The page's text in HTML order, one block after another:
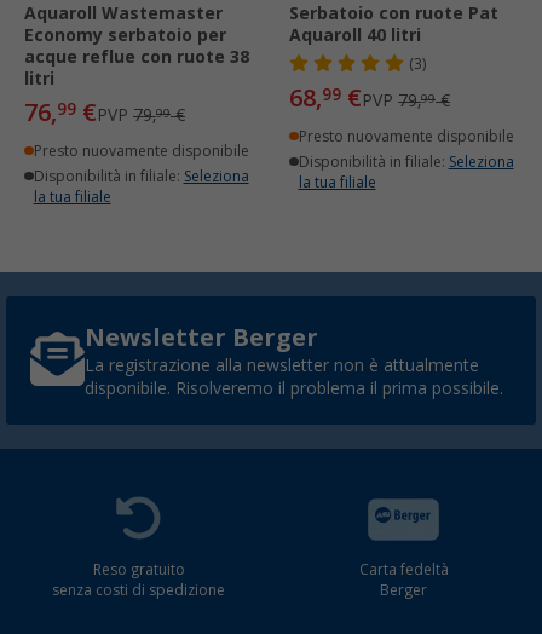
Aquaroll Wastemaster
Economy serbatoio per
acque reflue con ruote 38
litri
76,99 €PVP 79,99€
Presto nuovamente disponibile
Disponibilità in filiale: Seleziona
la tua filiale
Serbatoio con ruote Pat
Aquaroll 40 litri
(3)
68,99 €PVP 79,99€
Presto nuovamente disponibile
Disponibilità in filiale: Seleziona
la tua filiale
Newsletter Berger
La registrazione alla newsletter non è attualmente
disponibile. Risolveremo il problema il prima possibile.
Reso gratuito
senza costi di spedizione
Carta fedeltà
Berger